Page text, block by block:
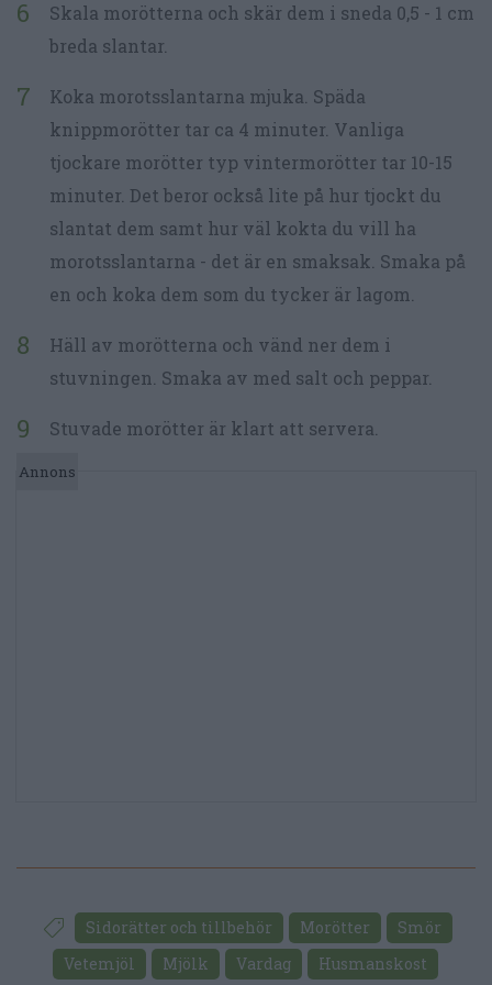
Skala morötterna och skär dem i sneda 0,5 - 1 cm
breda slantar.
Koka morotsslantarna mjuka. Späda
knippmorötter tar ca 4 minuter. Vanliga
tjockare morötter typ vintermorötter tar 10-15
minuter. Det beror också lite på hur tjockt du
slantat dem samt hur väl kokta du vill ha
morotsslantarna - det är en smaksak. Smaka på
en och koka dem som du tycker är lagom.
Häll av morötterna och vänd ner dem i
stuvningen. Smaka av med salt och peppar.
Stuvade morötter är klart att servera.
Sidorätter och tillbehör Morötter
Smör
Vetemjöl
Mjölk Vardag
Husmanskost